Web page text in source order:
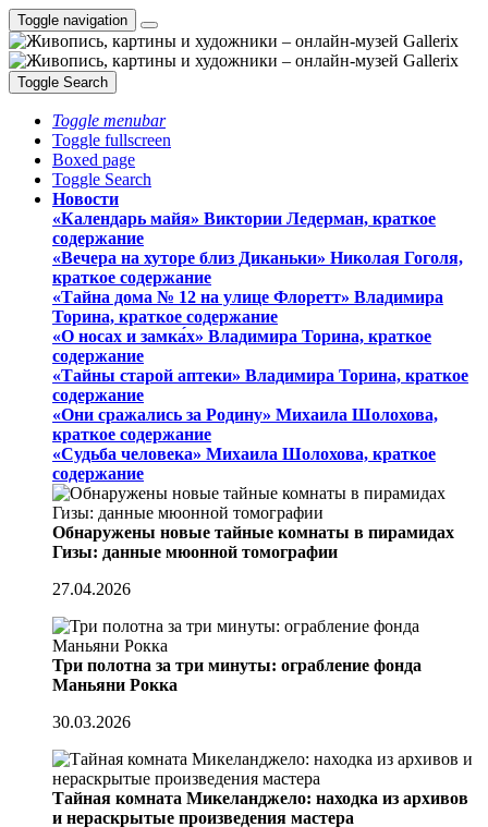
Toggle navigation
Toggle Search
Toggle menubar
Toggle fullscreen
Boxed page
Toggle Search
Новости
«Календарь майя» Виктории Ледерман, краткое
содержание
«Вечера на хуторе близ Диканьки» Николая Гоголя,
краткое содержание
«Тайна дома № 12 на улице Флоретт» Владимира
Торина, краткое содержание
«О носах и замка́х» Владимира Торина, краткое
содержание
«Тайны старой аптеки» Владимира Торина, краткое
содержание
«Они сражались за Родину» Михаила Шолохова,
краткое содержание
«Судьба человека» Михаила Шолохова, краткое
содержание
Обнаружены новые тайные комнаты в пирамидах
Гизы: данные мюонной томографии
27.04.2026
Три полотна за три минуты: ограбление фонда
Маньяни Рокка
30.03.2026
Тайная комната Микеланджело: находка из архивов
и нераскрытые произведения мастера